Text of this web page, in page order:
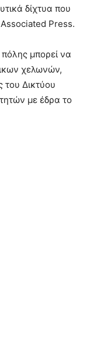
δίχτυα που
Press.
μπορεί να
χελωνών,
Δικτύου
με έδρα το